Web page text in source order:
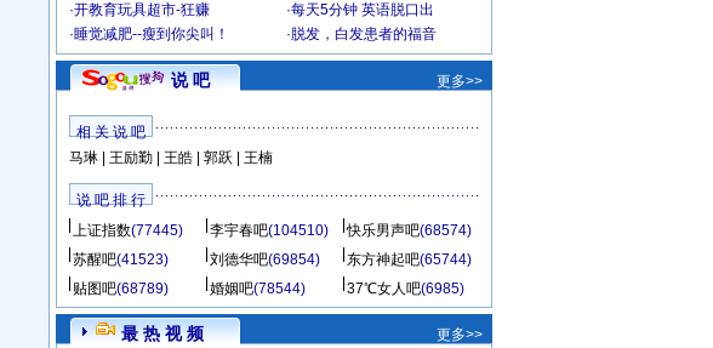
·开教育玩具超市-狂赚 ·每天5分钟 英语脱口出
·睡觉减肥--瘦到你尖叫！ · 脱发，白发患者的福音
说 吧 更多>>
相 关 说 吧
马琳| 王励勤| 王皓| 郭跃| 王楠
说 吧 排 行
上证指数(77445) 李宇春吧(104510) 快乐男声吧(68574)
苏醒吧(41523) 刘德华吧(69854) 东方神起吧(65744)
贴图吧(68789) 婚姻吧(78544) 37℃女人吧(6985)
最 热 视 频 更多>>